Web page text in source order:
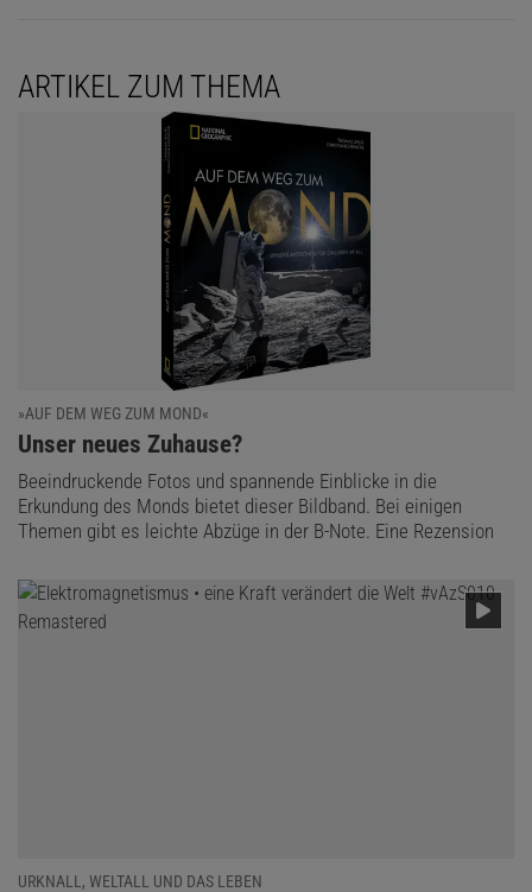
ARTIKEL ZUM THEMA
»AUF DEM WEG ZUM MOND«
:
Unser neues Zuhause?
Beeindruckende Fotos und spannende Einblicke in die
Erkundung des Monds bietet dieser Bildband. Bei einigen
Themen gibt es leichte Abzüge in der B-Note. Eine Rezension
URKNALL, WELTALL UND DAS LEBEN